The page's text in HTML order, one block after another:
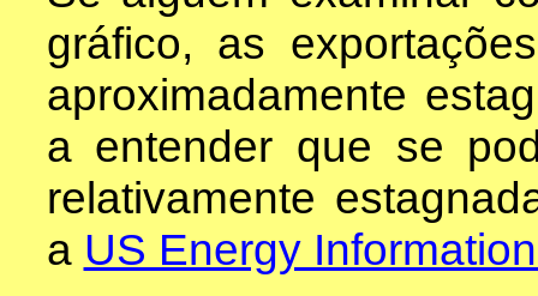
gráfico, as
aproximadamente
a entender que se
relativamente
a US Energy